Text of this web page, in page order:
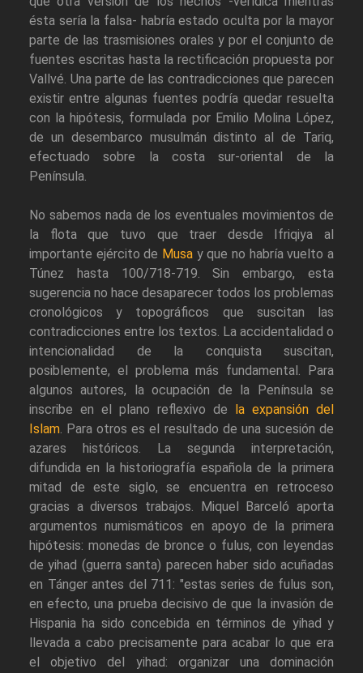
ésta sería la falsa- habría estado oculta por la mayor
parte de las trasmisiones orales y por el conjunto de
fuentes escritas hasta la rectificación propuesta por
Vallvé. Una parte de las contradicciones que parecen
existir entre algunas fuentes podría quedar resuelta
con la hipótesis, formulada por Emilio Molina López,
de un desembarco musulmán distinto al de Tariq,
efectuado sobre la costa sur-oriental de la
Península.
No sabemos nada de los eventuales movimientos de
la flota que tuvo que traer desde Ifriqiya al
importante ejército de Musa y que no habría vuelto a
Túnez hasta 100/718-719. Sin embargo, esta
sugerencia no hace desaparecer todos los problemas
cronológicos y topográficos que suscitan las
contradicciones entre los textos. La accidentalidad o
intencionalidad de la conquista suscitan,
posiblemente, el problema más fundamental. Para
algunos autores, la ocupación de la Península se
inscribe en el plano reflexivo de
la expansión del
Islam. Para otros es el resultado de una sucesión de
azares históricos. La segunda interpretación,
difundida en la historiografía española de la primera
mitad de este siglo, se encuentra en retroceso
gracias a diversos trabajos. Miquel Barceló aporta
argumentos numismáticos en apoyo de la primera
hipótesis: monedas de bronce o fulus, con leyendas
de yihad (guerra santa) parecen haber sido acuñadas
en Tánger antes del 711: "estas series de fulus son,
en efecto, una prueba decisivo de que la invasión de
Hispania ha sido concebida en términos de yihad y
llevada a cabo precisamente para acabar lo que era
el objetivo del yihad: organizar una dominación